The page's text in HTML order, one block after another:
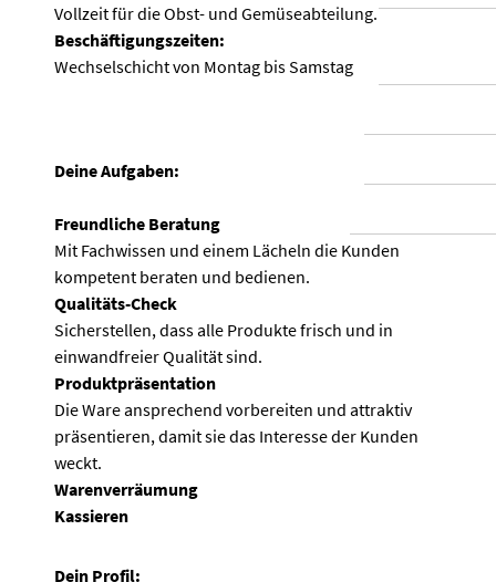
Vollzeit für die Obst- und Gemüseabteilung.
Beschäftigungszeiten:
Wechselschicht von Montag bis Samstag
Deine Aufgaben:
Freundliche Beratung
Mit Fachwissen und einem Lächeln die Kunden
kompetent beraten und bedienen.
Qualitäts-Check
Sicherstellen, dass alle Produkte frisch und in
einwandfreier Qualität sind.
Produktpräsentation
Die Ware ansprechend vorbereiten und attraktiv
präsentieren, damit sie das Interesse der Kunden
weckt.
Warenverräumung
Kassieren
Dein Profil: